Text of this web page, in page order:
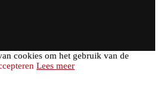
cookies om het gebruik van de
Lees meer